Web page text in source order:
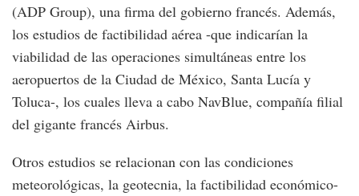
(ADP Group), una firma del gobierno francés. Además,
los estudios de factibilidad aérea -que indicarían la
viabilidad de las operaciones simultáneas entre los
aeropuertos de la Ciudad de México, Santa Lucía y
Toluca-, los cuales lleva a cabo NavBlue, compañía filial
del gigante francés Airbus.
Otros estudios se relacionan con las condiciones
meteorológicas, la geotecnia, la factibilidad económico-